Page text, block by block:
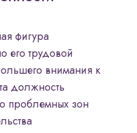
фигура
его трудовой
внимания к
должность
проблемных зон